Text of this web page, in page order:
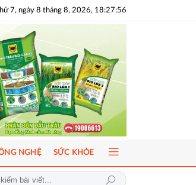
7, ngày 8 tháng 8, 2026, 18:27:57
Đột phá mới trong phát triển Y học bào thai và Di
NGHỆ SỨC KHỎE